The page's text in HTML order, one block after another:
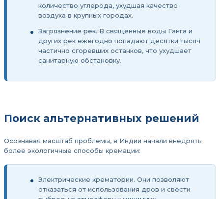
количество углерода, ухудшая качество
воздуха в крупных городах.
Загрязнение рек. В священные воды Ганга и
других рек ежегодно попадают десятки тысяч
частично сгоревших останков, что ухудшает
санитарную обстановку.
Поиск альтернативных решений
Осознавая масштаб проблемы, в Индии начали внедрять
более экологичные способы кремации:
Электрические крематории. Они позволяют
отказаться от использования дров и свести